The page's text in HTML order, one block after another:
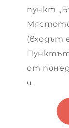
пункт
(входът
Пунктът
от
ч.